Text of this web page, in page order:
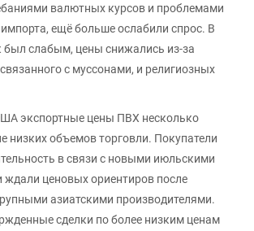
валютных курсов и проблемами
ещё больше ослабили спрос. В
был слабым, цены снижались из-за
с муссонами, и религиозных
экспортные цены ПВХ несколько
низких объемов торговли. Покупатели
в связи с новыми июльскими
ценовых ориентиров после
азиатскими производителями.
сделки по более низким ценам